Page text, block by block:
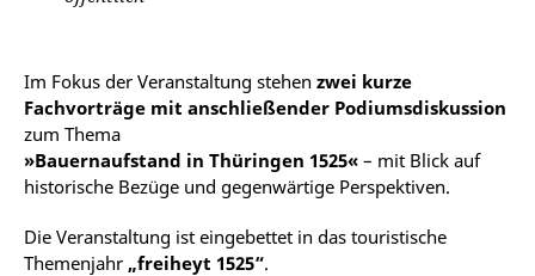
Im Fokus der Veranstaltung stehen zwei kurze
Fachvorträge mit anschließender Podiumsdiskussion
zum Thema
»Bauernaufstand in Thüringen 1525« – mit Blick auf
historische Bezüge und gegenwärtige Perspektiven.
Die Veranstaltung ist eingebettet in das touristische
Themenjahr „freiheyt 1525“.